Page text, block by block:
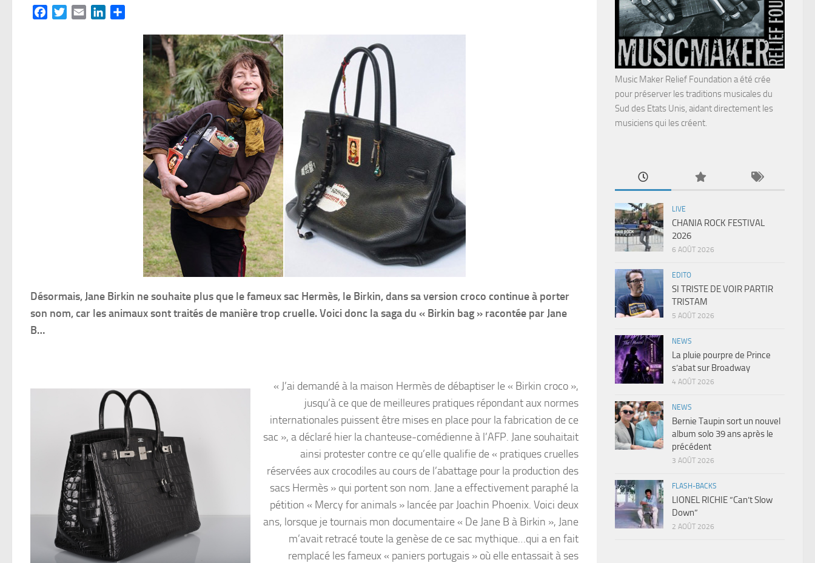
FacebookTwitterEmail LinkedIn
Désormais, Jane Birkin ne souhaite plus que le fameux sac Hermès, le Birkin, dans sa version croco continue à porter
son nom, car les animaux sont traités de manière trop cruelle. Voici donc la saga du « Birkin bag » racontée par Jane
B…
« J’ai demandé à la maison Hermès de débaptiser le « Birkin croco »,
jusqu’à ce que de meilleures pratiques répondant aux normes
internationales puissent être mises en place pour la fabrication de ce
sac », a déclaré hier la chanteuse-comédienne à l’AFP. Jane souhaitait
ainsi protester contre ce qu’elle qualifie de « pratiques cruelles
réservées aux crocodiles au cours de l’abattage pour la production des
sacs Hermès » qui portent son nom. Jane a effectivement paraphé la
pétition « Mercy for animals » lancée par Joachin Phoenix. Voici deux
ans, lorsque je tournais mon documentaire « De Jane B à Birkin », Jane
m’avait retracé toute la genèse de ce sac mythique…qui a en fait
remplacé les fameux « paniers portugais » où elle entassait à ses
Music Maker Relief Foundation a été crée
pour préserver les traditions musicales du
Sud des Etats Unis, aidant directement les
musiciens qui les créent.
LIVE
CHANIA ROCK FESTIVAL
2026
6 AOÛT 2026
EDITO
SI TRISTE DE VOIR PARTIR
TRISTAM
5 AOÛT 2026
NEWS
La pluie pourpre de Prince
s’abat sur Broadway
4 AOÛT 2026
NEWS
Bernie Taupin sort un nouvel
album solo 39 ans après le
précédent
3 AOÛT 2026
FLASH-BACKS
LIONEL RICHIE “Can’t Slow
Down”
2 AOÛT 2026